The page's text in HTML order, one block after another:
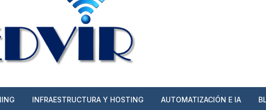
INFRAESTRUCTURA Y HOSTING AUTOMATIZACIÓN E IA